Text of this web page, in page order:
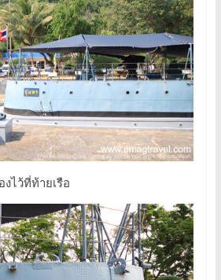
ไว้ที่ท้ายเรือ